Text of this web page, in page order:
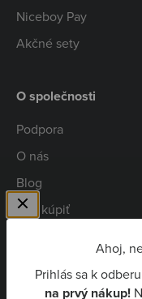
Ahoj,
Prihlás sa k
na prvý nákup!
Niceboy Pay
Akčné sety
O společnosti
Podpora
O nás
Blog
Kde kúpiť
Niceboy Pay